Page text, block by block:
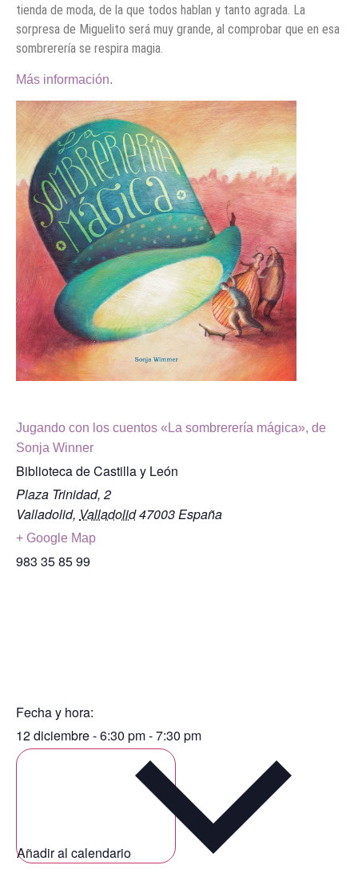
tienda de moda, de la que todos hablan y tanto agrada. La
sorpresa de Miguelito será muy grande, al comprobar que en esa
sombrerería se respira magia.
Más información.
Jugando con los cuentos «La sombrerería mágica», de
Sonja Winner
Biblioteca de Castilla y León
Plaza Trinidad, 2
Valladolid, Valladolid47003 España
+ Google Map
983 35 85 99
Fecha y hora:
12 diciembre-6:30 pm-7:30 pm
Añadir al calendario